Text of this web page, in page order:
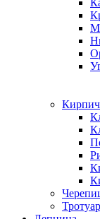
Кирпич